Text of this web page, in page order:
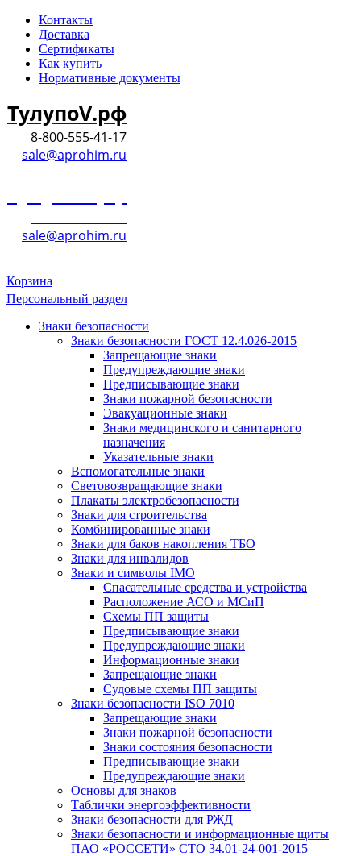
Контакты
Доставка
Сертификаты
Как купить
Нормативные документы
ТулупоV.рф
8-800-555-41-17
sale@aprohim.ru
sale@aprohim.ru
Корзина
Персональный раздел
Знаки безопасности
Знаки безопасности ГОСТ 12.4.026-2015
Запрещающие знаки
Предупреждающие знаки
Предписывающие знаки
Знаки пожарной безопасности
Эвакуационные знаки
Знаки медицинского и санитарного
назначения
Указательные знаки
Вспомогательные знаки
Световозвращающие знаки
Плакаты электробезопасности
Знаки для строительства
Комбинированные знаки
Знаки для баков накопления ТБО
Знаки для инвалидов
Знаки и символы IMO
Спасательные средства и устройства
Расположение АСО и МСиП
Схемы ПП защиты
Предписывающие знаки
Предупреждающие знаки
Информационные знаки
Запрещающие знаки
Судовые схемы ПП защиты
Знаки безопасности ISO 7010
Запрещающие знаки
Знаки пожарной безопасности
Знаки состояния безопасности
Предписывающие знаки
Предупреждающие знаки
Основы для знаков
Таблички энергоэффективности
Знаки безопасности для РЖД
Знаки безопасности и информационные щиты
ПАО «РОССЕТИ» СТО 34.01-24-001-2015